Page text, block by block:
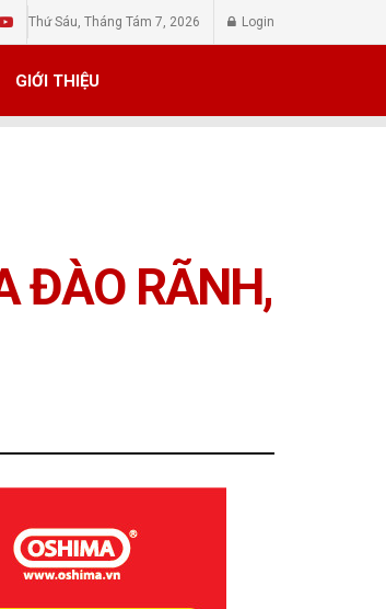
Thứ Sáu, Tháng Tám 7, 2026 Login
GIỚI THIỆU
ĐÀO RÃNH,